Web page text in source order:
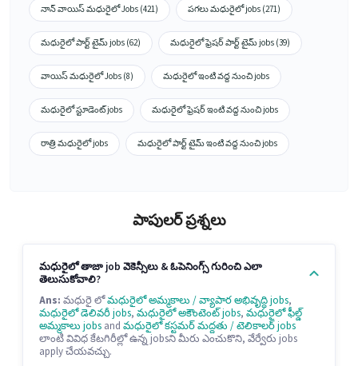
నాన్ వాయిస్ మధురైలో Jobs (421) పగలు మధురైలో jobs (271)
మధురైలో పార్ట్ టైమ్ jobs (62) మధురైలో ఫ్రెషర్ పార్ట్ టైమ్ jobs (39)
వాయిస్ మధురైలో Jobs (8) మధురైలో ఇంటి వద్ద నుంచి jobs
మధురైలో స్టూడెంట్ jobs మధురైలో ఫ్రెషర్ ఇంటి వద్ద నుంచి jobs
రాత్రి మధురైలో jobs మధురైలో పార్ట్ టైమ్ ఇంటి వద్ద నుంచి jobs
పాపులర్ ప్రశ్నలు
మధురైలో తాజా job వెకెన్సీలు & ఓపెనింగ్స్ గురించి ఎలా
తెలుసుకోవాలి?
Ans: మధురై లోమధురైలో అమ్మకాలు / వ్యాపార అభివృద్ధి jobs,
మధురైలో డెలివరీ jobs, మధురైలో అకౌంటెంట్ jobs, మధురైలో ఫీల్డ్
అమ్మకాలు jobs and మధురైలో కస్టమర్ మద్దతు / టెలికాలర్ jobs
లాంటి వివిధ కేటగిరీల్లో ఉన్న jobsని మీరు ఎంచుకొని, వేర్వేరు jobs
apply చేయవచ్చు.